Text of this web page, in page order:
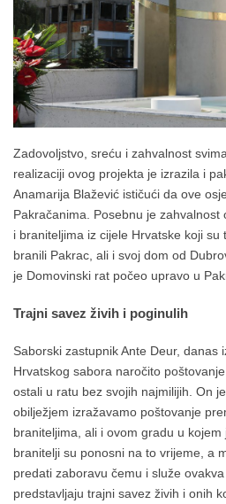
Zadovoljstvo, sreću i zahvalnost
realizaciji ovog projekta je izrazila i
Anamarija Blažević ističući da ove
Pakračanima. Posebnu je
i braniteljima iz cijele Hrvatske koji
branili Pakrac, ali i svoj dom od
je Domovinski rat počeo upravo u
Trajni savez živih i poginulih
Saborski zastupnik Ante Deur, danas
Hrvatskog sabora naročito
ostali u ratu bez svojih najmilijih. On
obilježjem izražavamo poštovanje
braniteljima, ali i ovom gradu u
branitelji su ponosni na to vrijeme, a
predati zaboravu čemu i služe
predstavljaju trajni savez živih i onih